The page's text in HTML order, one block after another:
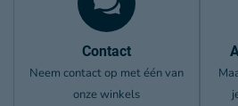
Contact
Neem contact op met één van
onze winkels